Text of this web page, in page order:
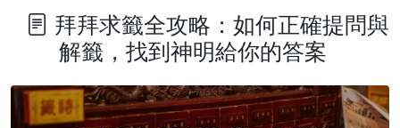
拜拜求籤全攻略：如何正確提問與
解籤，找到神明給你的答案